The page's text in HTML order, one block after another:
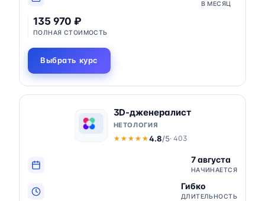
В МЕСЯЦ
135 970 ₽
ПОЛНАЯ СТОИМОСТЬ
Выбрать курс
3D-дженералист
НЕТОЛОГИЯ
★★★★★
★★★★★ 4.8/5· 403
7 августа
НАЧИНАЕТСЯ
Гибко
ДЛИТЕЛЬНОСТЬ